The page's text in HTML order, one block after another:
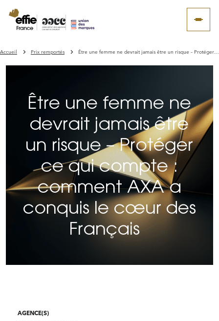
Accueil Prix remportés Être une femme ne devrait jamais être un risque – Protéger ce qui compte : comment AXA a conquis le cœur des Français
Être une femme ne
devrait jamais être
un risque – Protéger
ce qui compte :
comment AXA a
conquis le cœur des
Français
AGENCE(S)